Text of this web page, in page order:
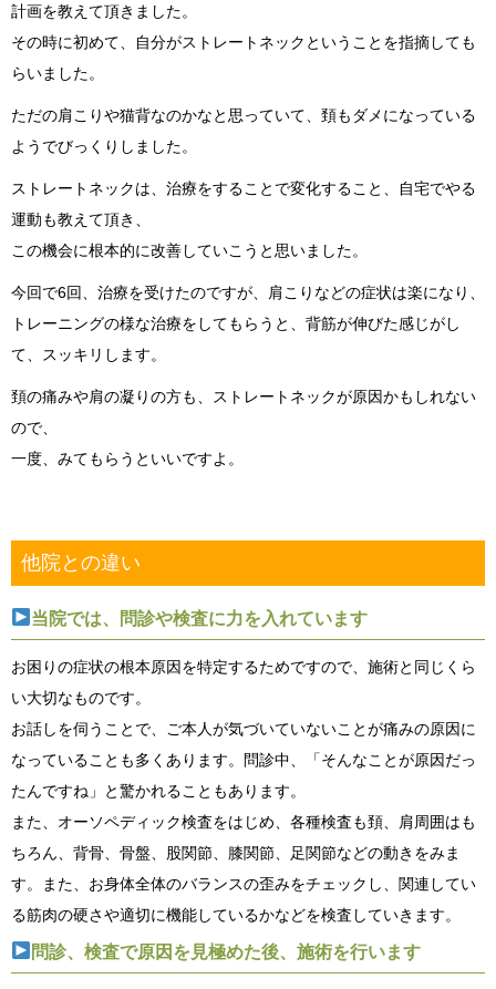
計画を教えて頂きました。
その時に初めて、自分がストレートネックということを指摘しても
らいました。
ただの肩こりや猫背なのかなと思っていて、頚もダメになっている
ようでびっくりしました。
ストレートネックは、治療をすることで変化すること、自宅でやる
運動も教えて頂き、
この機会に根本的に改善していこうと思いました。
今回で6回、治療を受けたのですが、肩こりなどの症状は楽になり、
トレーニングの様な治療をしてもらうと、背筋が伸びた感じがし
て、スッキリします。
頚の痛みや肩の凝りの方も、ストレートネックが原因かもしれない
ので、
一度、みてもらうといいですよ。
他院との違い
当院では、問診や検査に力を入れています
お困りの症状の根本原因を特定するためですので、施術と同じくら
い大切なものです。
お話しを伺うことで、ご本人が気づいていないことが痛みの原因に
なっていることも多くあります。問診中、「そんなことが原因だっ
たんですね」と驚かれることもあります。
また、オーソペディック検査をはじめ、各種検査も頚、肩周囲はも
ちろん、背骨、骨盤、股関節、膝関節、足関節などの動きをみま
す。また、お身体全体のバランスの歪みをチェックし、関連してい
る筋肉の硬さや適切に機能しているかなどを検査していきます。
問診、検査で原因を見極めた後、施術を行います